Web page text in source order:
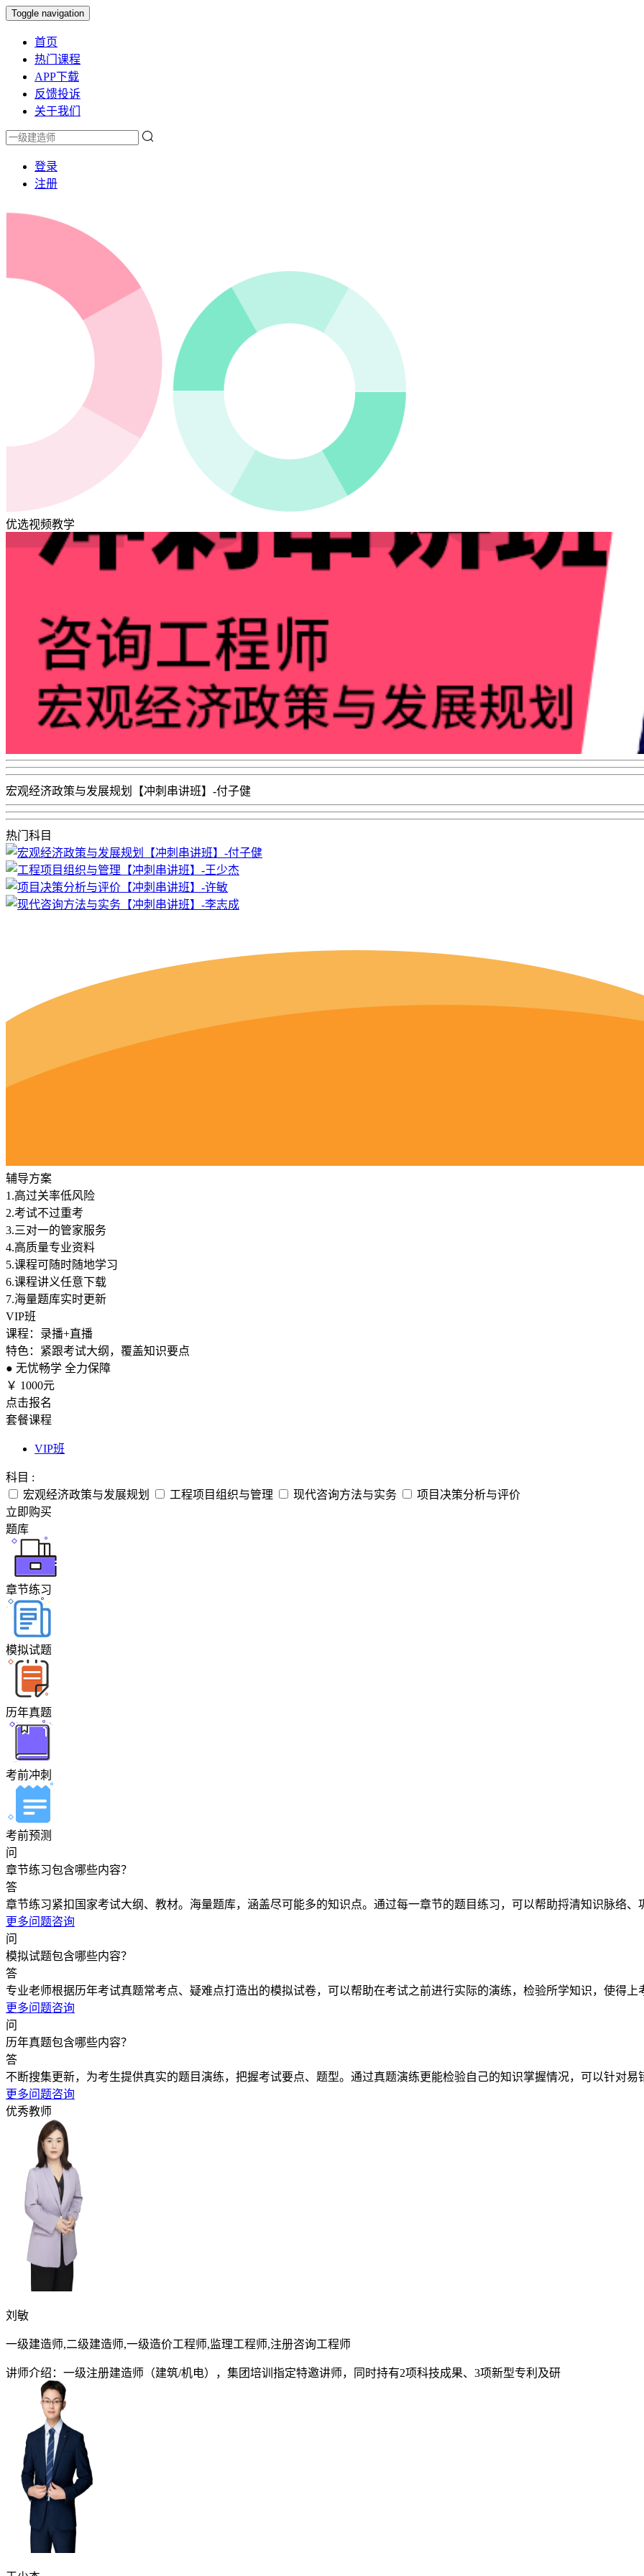
Toggle navigation
首页
热门课程
APP下载
反馈投诉
关于我们
登录
注册
优选视频教学
宏观经济政策与发展规划【冲刺串讲班】-付子健
热门科目
辅导方案
1.高过关率低风险
2.考试不过重考
3.三对一的管家服务
4.高质量专业资料
5.课程可随时随地学习
6.课程讲义任意下载
7.海量题库实时更新
VIP班
课程：录播+直播
特色：紧跟考试大纲，覆盖知识要点
● 无忧畅学 全力保障
￥ 1000元
点击报名
套餐课程
VIP班
科目 :
宏观经济政策与发展规划
工程项目组织与管理 现代咨询方法与实务
项目决策分析与评价
立即购买
题库
章节练习
模拟试题
历年真题
考前冲刺
考前预测
问
章节练习包含哪些内容？
答
章节练习紧扣国家考试大纲、教材。海量题库，涵盖尽可能多的知识点。通过每一章节的题目练习，可以帮助捋清知识脉络、
更多问题咨询
问
模拟试题包含哪些内容？
答
专业老师根据历年考试真题常考点、疑难点打造出的模拟试卷，可以帮助在考试之前进行实际的演练，检验所学知识，使得上
更多问题咨询
问
历年真题包含哪些内容？
答
不断搜集更新，为考生提供真实的题目演练，把握考试要点、题型。通过真题演练更能检验自己的知识掌握情况，可以针对易
更多问题咨询
优秀教师
刘敏
一级建造师,二级建造师,一级造价工程师,监理工程师,注册咨询工程师
讲师介绍：一级注册建造师（建筑/机电），集团培训指定特邀讲师，同时持有2项科技成果、3项新型专利及研